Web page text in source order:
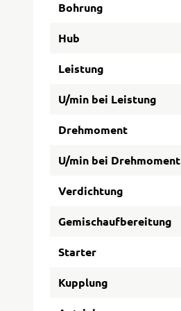
Bohrung
Hub
Leistung
U/min bei Leistung
Drehmoment
U/min bei Drehmoment
Verdichtung
Gemischaufbereitung
Starter
Kupplung